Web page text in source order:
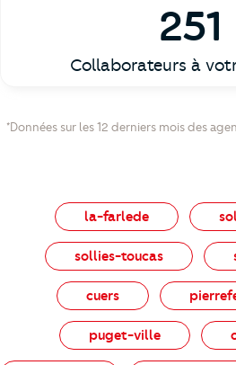
251
Collaborateurs à
*Données sur les 12 derniers mois des
la-farlede
sollies-toucas
cuers
puget-ville